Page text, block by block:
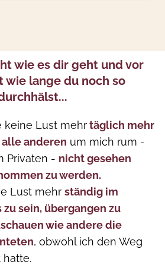
wie es dir geht und vor
wie lange du noch so
keine Lust mehrtäglich mehr
anderen um mich rum -
Privaten - nicht gesehen
zu werden.
Lust mehr ständig im
sein, übergangen zu
wie andere die
, obwohl ich den Weg
hatte.